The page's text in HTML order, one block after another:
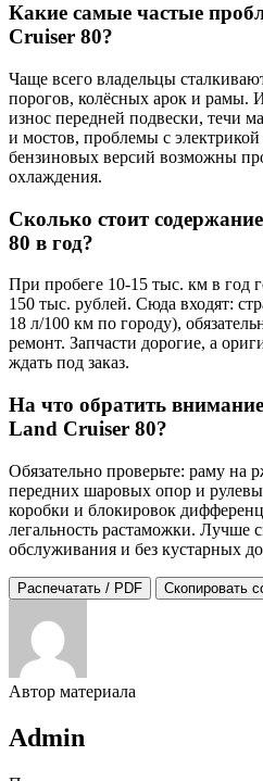
Какие самые частые
Cruiser 80?
Чаще всего владельцы
порогов, колёсных арок и рамы.
износ передней подвески, течи
и мостов, проблемы с
бензиновых версий возможны
охлаждения.
Сколько стоит
80 в год?
При пробеге 10-15 тыс. км в год
150 тыс. рублей. Сюда входят:
18 л/100 км по городу),
ремонт. Запчасти дорогие, а
ждать под заказ.
На что обратить
Land Cruiser 80?
Обязательно проверьте: раму на
передних шаровых опор и
коробки и блокировок
легальность растаможки. Лучше
обслуживания и без кустарных
Распечатать / PDF Скопировать
Автор материала
Admin